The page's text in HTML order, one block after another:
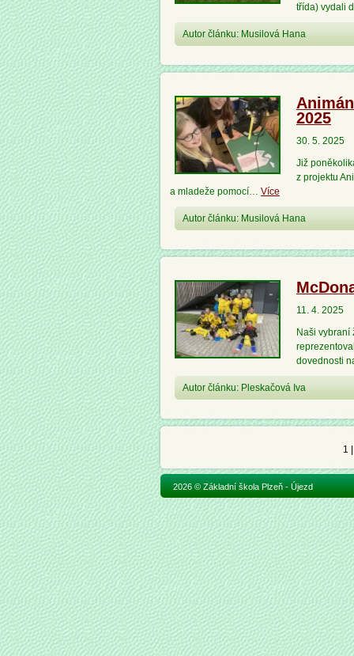
třída) vydali
Autor článku: Musilová Hana
2025
30. 5. 2025
Již
z projektu
a mladeže pomocí… Více
Autor článku: Musilová Hana
11. 4. 2025
Naši vybraní
dovednosti
Autor článku: Pleskačová Iva
1
2026 © Základní škola Plzeň - Újezd